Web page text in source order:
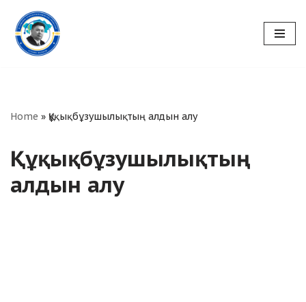
Skip
to
Home » Құқықбұзушылықтың алдын алу
Құқықбұзушылықтың
алдын алу